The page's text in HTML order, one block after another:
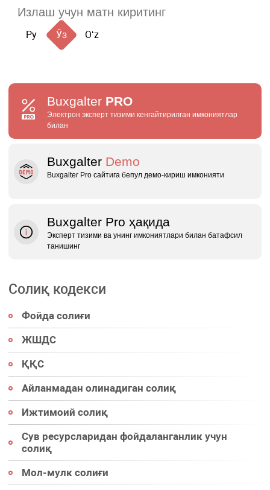
Ру Ўз Oʻz
Buxgalter PRO
Электрон эксперт тизими кенгайтирилган имкониятлар
билан
Buxgalter Demo
Buxgalter Pro сайтига бепул демо‑кириш имконияти
Buxgalter Pro ҳақида
Эксперт тизими ва унинг имкониятлари билан батафсил
танишинг
Солиқ кодекси
Фойда солиғи
ЖШДС
ҚҚС
Айланмадан олинадиган солиқ
Ижтимоий солиқ
Сув ресурсларидан фойдаланганлик учун
солиқ
Мол-мулк солиғи